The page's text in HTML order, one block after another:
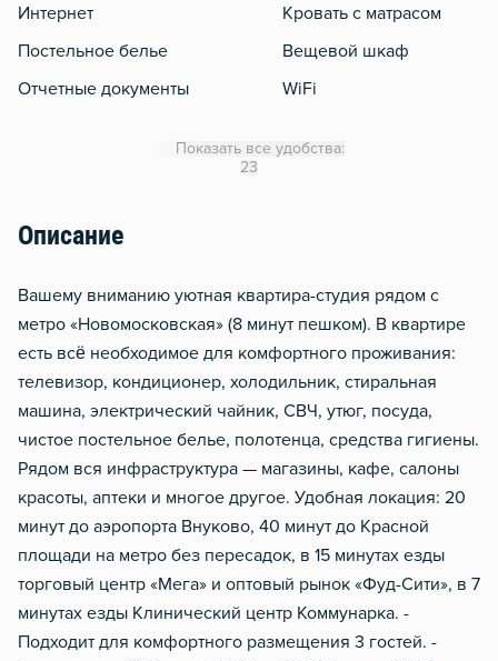
Интернет
Постельное белье
Отчетные документы
Кровать с матрасом
Вещевой шкаф
WiFi
Показать все удобства:
23
Описание
Вашему вниманию уютная квартира-студия рядом с
метро «Новомосковская» (8 минут пешком). В квартире
есть всё необходимое для комфортного проживания:
телевизор, кондиционер, холодильник, стиральная
машина, электрический чайник, СВЧ, утюг, посуда,
чистое постельное белье, полотенца, средства гигиены.
Рядом вся инфраструктура — магазины, кафе, салоны
красоты, аптеки и многое другое. Удобная локация: 20
минут до аэропорта Внуково, 40 минут до Красной
площади на метро без пересадок, в 15 минутах езды
торговый центр «Мега» и оптовый рынок «Фуд-Сити», в 7
минутах езды Клинический центр Коммунарка. -
Подходит для комфортного размещения 3 гостей. -